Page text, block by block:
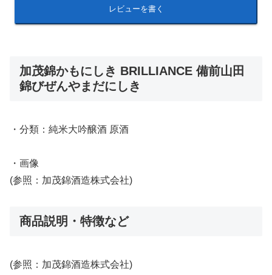
レビューを書く
加茂錦かもにしき BRILLIANCE 備前山田
錦びぜんやまだにしき
・分類：純米大吟醸酒 原酒
・画像
(参照：加茂錦酒造株式会社)
商品説明・特徴など
(参照：加茂錦酒造株式会社)